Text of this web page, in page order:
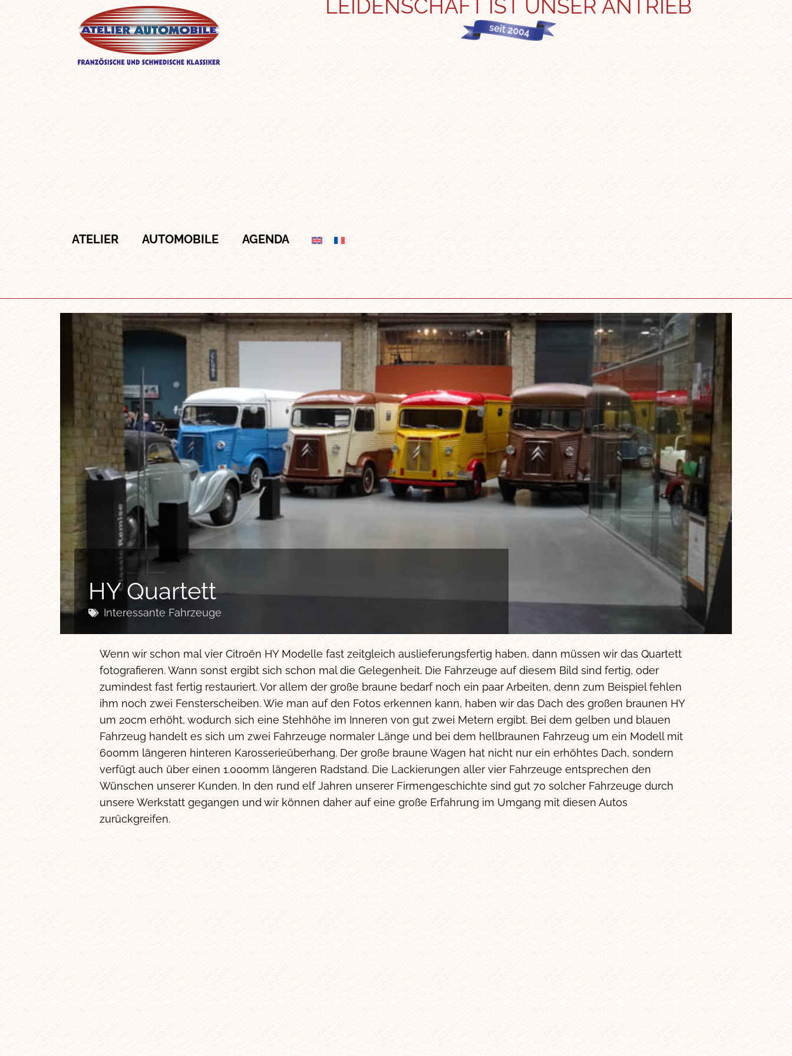
LEIDENSCHAFT IST UNSER ANTRIEB
ATELIER AUTOMOBILE AGENDA
HY Quartett
Interessante Fahrzeuge
Wenn wir schon mal vier Citroën HY Modelle fast zeitgleich auslieferungsfertig haben, dann müssen wir das Quartett
fotografieren. Wann sonst ergibt sich schon mal die Gelegenheit. Die Fahrzeuge auf diesem Bild sind fertig, oder
zumindest fast fertig restauriert. Vor allem der große braune bedarf noch ein paar Arbeiten, denn zum Beispiel fehlen
ihm noch zwei Fensterscheiben. Wie man auf den Fotos erkennen kann, haben wir das Dach des großen braunen HY
um 20cm erhöht, wodurch sich eine Stehhöhe im Inneren von gut zwei Metern ergibt. Bei dem gelben und blauen
Fahrzeug handelt es sich um zwei Fahrzeuge normaler Länge und bei dem hellbraunen Fahrzeug um ein Modell mit
600mm längeren hinteren Karosserieüberhang. Der große braune Wagen hat nicht nur ein erhöhtes Dach, sondern
verfügt auch über einen 1.000mm längeren Radstand. Die Lackierungen aller vier Fahrzeuge entsprechen den
Wünschen unserer Kunden. In den rund elf Jahren unserer Firmengeschichte sind gut 70 solcher Fahrzeuge durch
unsere Werkstatt gegangen und wir können daher auf eine große Erfahrung im Umgang mit diesen Autos
zurückgreifen.